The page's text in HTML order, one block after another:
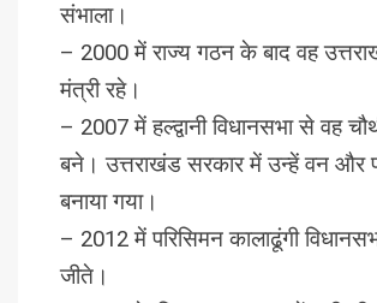
संभाला।
– 2000 में राज्य गठन के बाद वह
मंत्री रहे।
– 2007 में हल्द्वानी विधानसभा से वह
बने। उत्तराखंड सरकार में उन्हें वन और
बनाया गया।
– 2012 में परिसिमन कालाढूंगी
जीते।